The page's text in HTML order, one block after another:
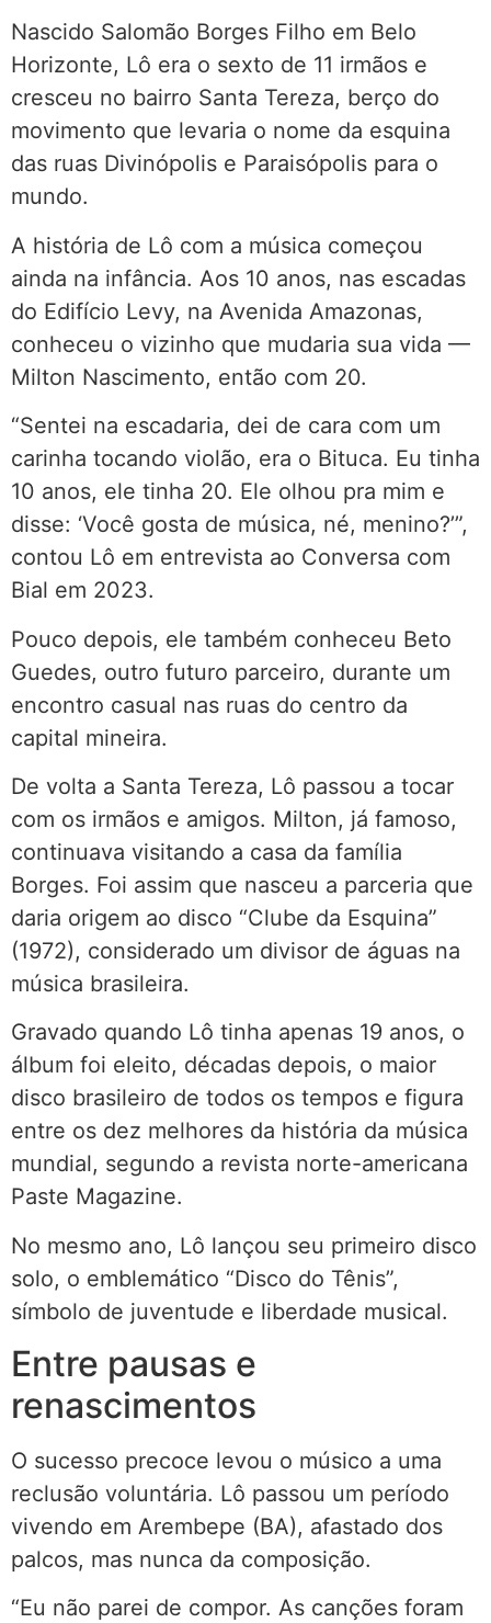
Nascido Salomão Borges Filho em Belo
Horizonte, Lô era o sexto de 11 irmãos e
cresceu no bairro Santa Tereza, berço do
movimento que levaria o nome da esquina
das ruas Divinópolis e Paraisópolis para o
mundo.
A história de Lô com a música começou
ainda na infância. Aos 10 anos, nas escadas
do Edifício Levy, na Avenida Amazonas,
conheceu o vizinho que mudaria sua vida —
Milton Nascimento, então com 20.
“Sentei na escadaria, dei de cara com um
carinha tocando violão, era o Bituca. Eu tinha
10 anos, ele tinha 20. Ele olhou pra mim e
disse: ‘Você gosta de música, né, menino?’”,
contou Lô em entrevista ao Conversa com
Bial em 2023.
Pouco depois, ele também conheceu Beto
Guedes, outro futuro parceiro, durante um
encontro casual nas ruas do centro da
capital mineira.
De volta a Santa Tereza, Lô passou a tocar
com os irmãos e amigos. Milton, já famoso,
continuava visitando a casa da família
Borges. Foi assim que nasceu a parceria que
daria origem ao disco “Clube da Esquina”
(1972), considerado um divisor de águas na
música brasileira.
Gravado quando Lô tinha apenas 19 anos, o
álbum foi eleito, décadas depois, o maior
disco brasileiro de todos os tempos e figura
entre os dez melhores da história da música
mundial, segundo a revista norte-americana
Paste Magazine.
No mesmo ano, Lô lançou seu primeiro disco
solo, o emblemático “Disco do Tênis”,
símbolo de juventude e liberdade musical.
Entre pausas e
renascimentos
O sucesso precoce levou o músico a uma
reclusão voluntária. Lô passou um período
vivendo em Arembepe (BA), afastado dos
palcos, mas nunca da composição.
“Eu não parei de compor. As canções foram